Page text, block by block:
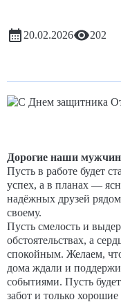
20.02.2026 202
Дорогие наши
Пусть в работе будет
успех, а в планах —
надёжных друзей
своему.
Пусть смелость и
обстоятельствах, а
спокойным. Желаем,
дома ждали и
событиями. Пусть
забот и только